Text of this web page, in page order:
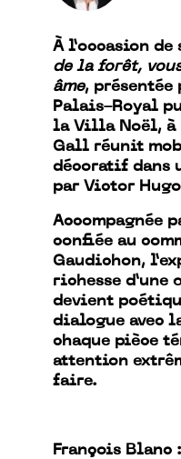
À l’occasion
de la forêt,
âme, présentée
Palais-Royal
la Villa Noël, à
Gall réunit
décoratif dans
par Victor
Accompagnée
confiée au
Gaudichon,
richesse
devient
dialogue avec
chaque pièce
attention
faire.
François Blanc